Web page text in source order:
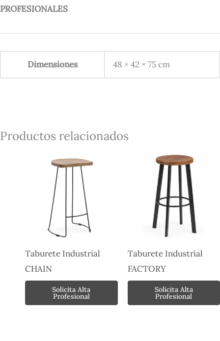
PROFESIONALES
Dimensiones 48 × 42 × 75 cm
Productos relacionados
Taburete Industrial
CHAIN
Solicita Alta
Profesional
Taburete Industrial
FACTORY
Solicita Alta
Profesional